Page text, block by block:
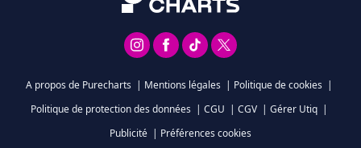
A propos de Purecharts | Mentions légales | Politique de cookies |
Politique de protection des données | CGU | CGV | Gérer Utiq |
Publicité | Préférences cookies